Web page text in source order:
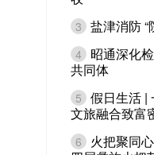
3 盐津消防 “
4
昭通深化
共同体
5 假日生活 |
文旅融合致富
6
火把聚同